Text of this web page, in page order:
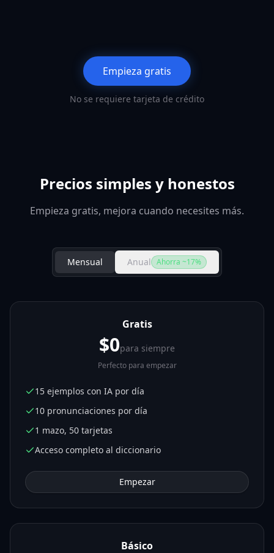
Empieza gratis
No se requiere tarjeta de crédito
Precios simples y honestos
Empieza gratis, mejora cuando necesites más.
Mensual Anual Ahorra ~17%
Gratis
$0para siempre
Perfecto para empezar
15 ejemplos con IA por día
10 pronunciaciones por día
1 mazo, 50 tarjetas
Acceso completo al diccionario
Empezar
Básico